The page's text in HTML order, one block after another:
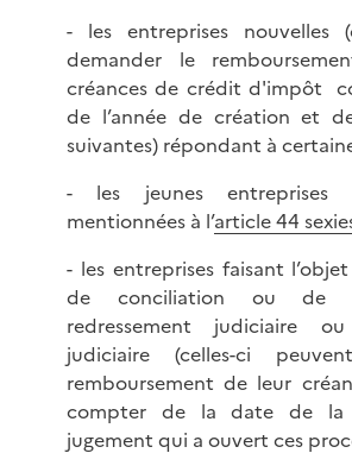
- les entreprises nouvelles
demander le
créances de crédit d'impôt
de l’année de création et
suivantes) répondant à
- les jeunes entreprises
mentionnées à l’article 44
- les entreprises faisant
de conciliation ou de
redressement judiciaire
judiciaire (celles-ci
remboursement de leur
compter de la date de la
jugement qui a ouvert ces